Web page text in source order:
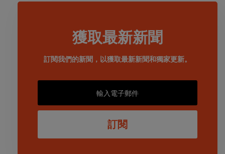
獲取最新新聞
訂閱我們的新聞，以獲取最新新聞和獨家更新。
訂閱